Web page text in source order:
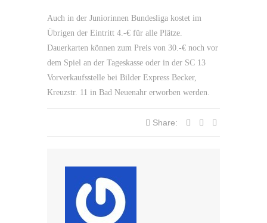
Auch in der Juniorinnen Bundesliga kostet im
Übrigen der Eintritt 4.-€ für alle Plätze.
Dauerkarten können zum Preis von 30.-€ noch vor
dem Spiel an der Tageskasse oder in der SC 13
Vorverkaufsstelle bei Bilder Express Becker,
Kreuzstr. 11 in Bad Neuenahr erworben werden.
Share: